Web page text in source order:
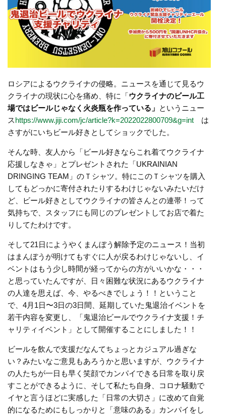
ロシアによるウクライナの侵略。ニュースを通じて見るウ
クライナの現状に心を痛め、特に「ウクライナのビール工
場ではビールじゃなく火炎瓶を作っている」 というニュー
スhttps://www.jiji.com/jc/article?k=2022022800709&g=int は
さすがにいちビール好きとしてショックでした。
そんな時、友人から「ビール好きならこれ着てウクライナ
応援しなきゃ」とプレゼントされた「UKRAINIAN
DRINGING TEAM」のＴシャツ。特にこのＴシャツを購入
してもどっかに寄付されたりするわけじゃないみたいだけ
ど、ビール好きとしてウクライナの皆さんとの連帯！って
気持ちで、スタッフにも同じのプレゼントしてお店で着た
りしてたわけです。
そして21日にようやくまんぼう解除予定のニュース！当初
はまんぼうが明けてもすぐに人が戻るわけじゃないし、イ
ベントはもう少し時間が経ってからの方がいいかな・・・
と思っていたんですが、日々困難な状況にあるウクライナ
の人達を思えば、今、やるべきでしょう！！ということ
で、4月1日〜3日の3日間、延期していた鬼退治イベントを
若干内容を変更し、「鬼退治ビールでウクライナ支援！チ
ャリティイベント」として開催することにしました！！
ビールを飲んで支援だなんてちょっとカジュアル過ぎな
い？みたいなご意見もあろうかと思いますが、ウクライナ
の人たちが一日も早く笑顔でカンパイできる日常を取り戻
すことができるように、そして私たち自身、コロナ騒動で
イヤと言うほどに実感した「日常の大切さ」に改めて自覚
的になるためにもしっかりと「意味のある」カンパイをし